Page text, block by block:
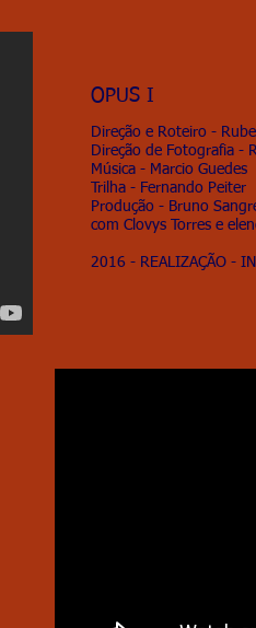
OPUS I
Direção e Roteiro -
Direção de Fotografia -
Música - Marcio Guedes
Trilha - Fernando Peiter
Produção - Bruno
com Clovys Torres e
2016 - REALIZAÇÃO -